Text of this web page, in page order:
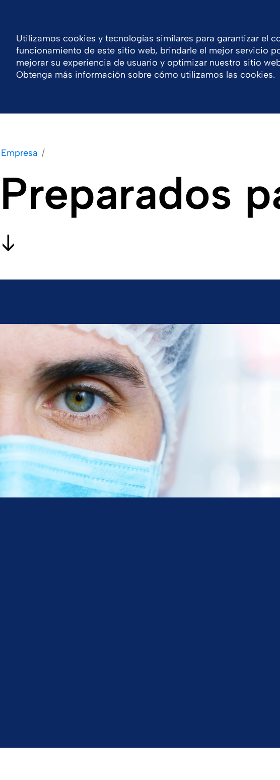
Empresa Nuestras soluciones Productos
Empresa
Preparados
Utilizamos cookies y tecnologías similares para garantizar el
funcionamiento de este sitio web, brindarle el mejor servicio
mejorar su experiencia de usuario y optimizar nuestro sitio
Obtenga más información sobre cómo utilizamos las cookies.